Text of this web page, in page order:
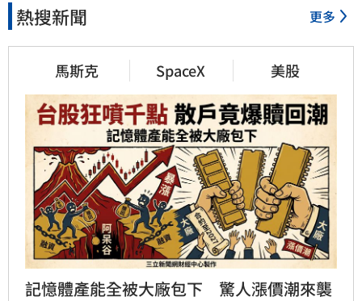
熱搜新聞 更多
馬斯克 SpaceX 美股
記憶體產能全被大廠包下　驚人漲價潮來襲